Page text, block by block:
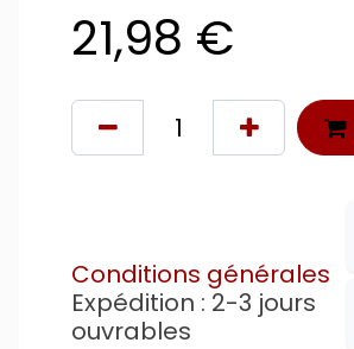
21,98 €
Conditions générales
Expédition : 2-3 jours
ouvrables